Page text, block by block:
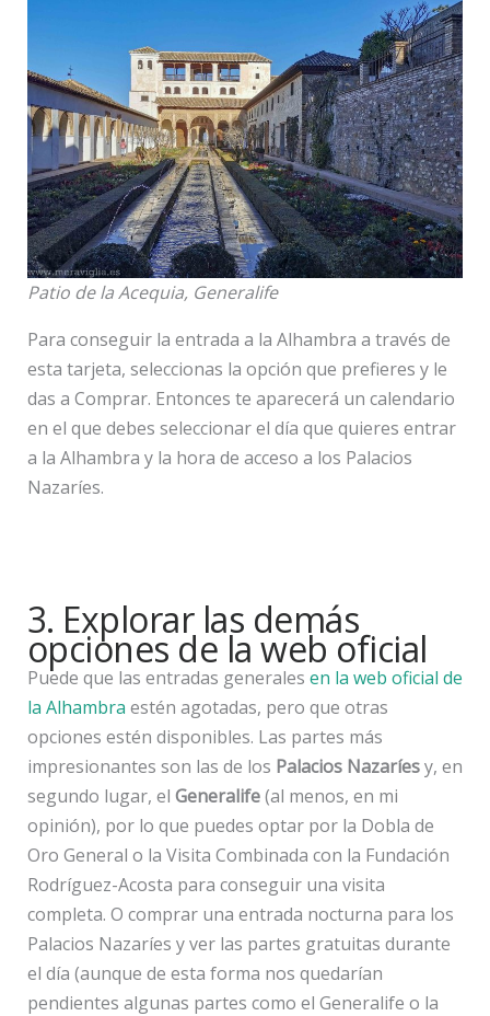
Patio de la Acequia, Generalife
Para conseguir la entrada a la Alhambra a través de
esta tarjeta, seleccionas la opción que prefieres y le
das a Comprar. Entonces te aparecerá un calendario
en el que debes seleccionar el día que quieres entrar
a la Alhambra y la hora de acceso a los Palacios
Nazaríes.
3. Explorar las demás
opciones de la web oficial
Puede que las entradas generales en la web oficial de
la Alhambra estén agotadas, pero que otras
opciones estén disponibles. Las partes más
impresionantes son las de los Palacios Nazaríesy, en
segundo lugar, el Generalife(al menos, en mi
opinión), por lo que puedes optar por la Dobla de
Oro General o la Visita Combinada con la Fundación
Rodríguez-Acosta para conseguir una visita
completa. O comprar una entrada nocturna para los
Palacios Nazaríes y ver las partes gratuitas durante
el día (aunque de esta forma nos quedarían
pendientes algunas partes como el Generalife o la